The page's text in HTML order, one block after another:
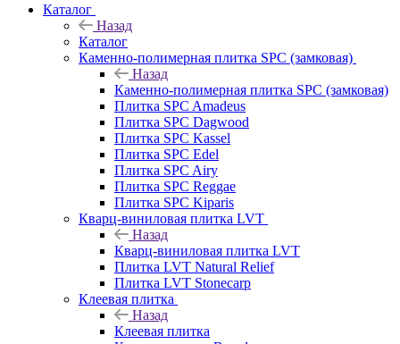
Каталог
Назад
Каталог
Каменно-полимерная плитка SPC (замковая)
Назад
Каменно-полимерная плитка SPC (замковая)
Плитка SPC Amadeus
Плитка SPC Dagwood
Плитка SPC Kassel
Плитка SPC Edel
Плитка SPC Airy
Плитка SPC Reggae
Плитка SPC Kiparis
Кварц-виниловая плитка LVT
Назад
Кварц-виниловая плитка LVT
Плитка LVT Natural Relief
Плитка LVT Stonecarp
Клеевая плитка
Назад
Клеевая плитка